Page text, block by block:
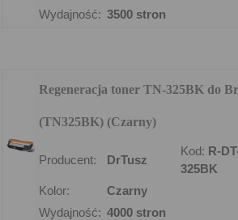
Wydajność: 3500 stron
Regeneracja toner TN-325BK do
(TN325BK) (Czarny)
Producent: DrTusz
Kod: R-
325BK
Kolor:
Czarny
Wydajność: 4000 stron